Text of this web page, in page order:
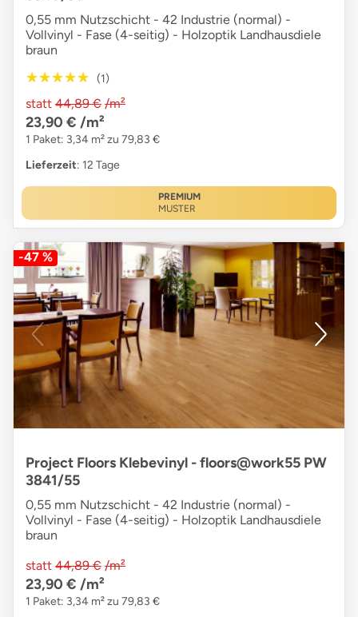
0,55 mm Nutzschicht - 42 Industrie (normal) -
Vollvinyl - Fase (4-seitig) - Holzoptik Landhausdiele
braun
★★★★★
★★★★★ (1)
statt 44,89 € /m²
23,90 € /m²
1 Paket: 3,34 m² zu 79,83 €
Lieferzeit: 12 Tage
PREMIUM
MUSTER
-47 %
Project Floors Klebevinyl - floors@work55 PW
3841/55
0,55 mm Nutzschicht - 42 Industrie (normal) -
Vollvinyl - Fase (4-seitig) - Holzoptik Landhausdiele
braun
statt 44,89 € /m²
23,90 € /m²
1 Paket: 3,34 m² zu 79,83 €